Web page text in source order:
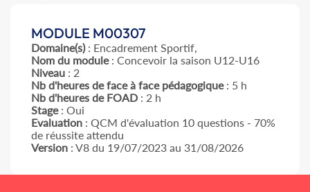
MODULE M00307
Domaine(s): Encadrement Sportif,
Nom du module: Concevoir la saison U12-U16
Niveau : 2
Nb d'heures de face à face pédagogique: 5 h
Nb d'heures de FOAD : 2 h
Stage: Oui
Evaluation : QCM d'évaluation 10 questions - 70%
de réussite attendu
Version : V8 du 19/07/2023 au 31/08/2026